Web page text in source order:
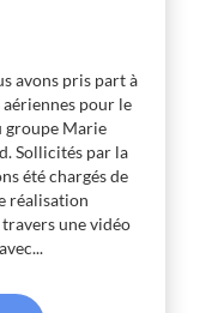
avons pris part à
pour le
groupe Marie
Sollicités par la
été chargés de
réalisation
une vidéo